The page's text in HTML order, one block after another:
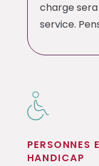
charge
service.
PERSONNES
HANDICAP